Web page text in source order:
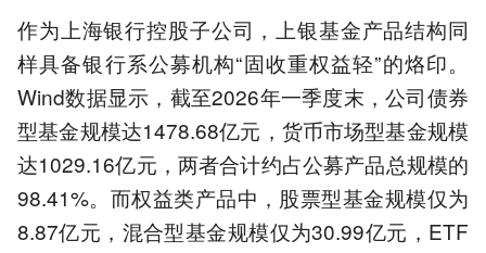
作为上海银行控股子公司，上银基金产品结构同
样具备银行系公募机构“固收重权益轻”的烙印。
Wind数据显示，截至2026年一季度末，公司债券
型基金规模达1478.68亿元，货币市场型基金规模
达1029.16亿元，两者合计约占公募产品总规模的
98.41%。而权益类产品中，股票型基金规模仅为
8.87亿元，混合型基金规模仅为30.99亿元，ETF